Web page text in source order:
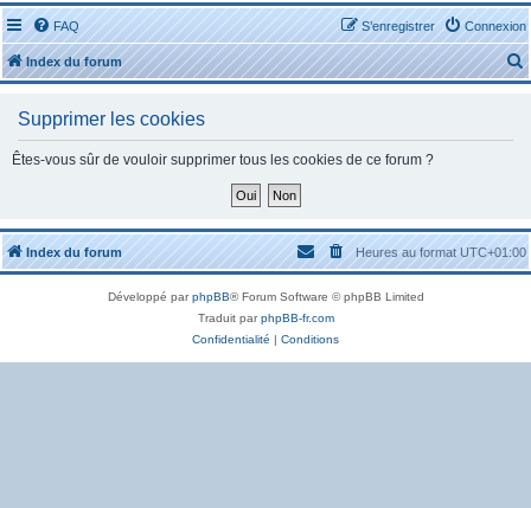
FAQ Connexion
S’enregistrer
Index du forum
e
c
h
Supprimer les cookies
Êtes-vous sûr de vouloir supprimer tous les cookies de ce forum ?
Index du forum Heures au formatUTC+01:00
Développé parphpBB® Forum Software © phpBB Limited
Traduit parphpBB-fr.com
Confidentialité | Conditions